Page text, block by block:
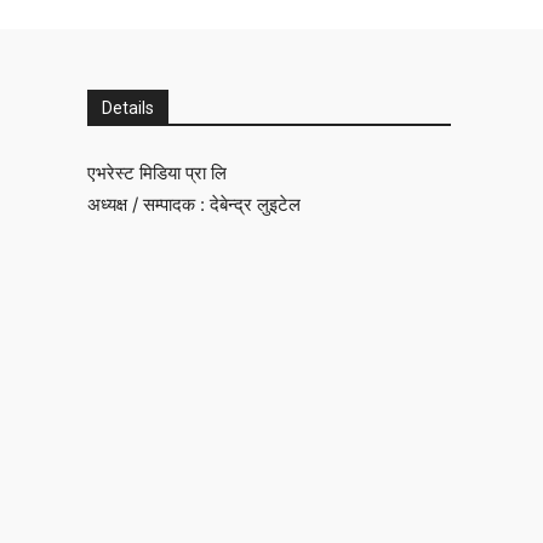
Details
एभरेस्ट मिडिया प्रा लि
अध्यक्ष / सम्पादक : देबेन्द्र लुइटेल